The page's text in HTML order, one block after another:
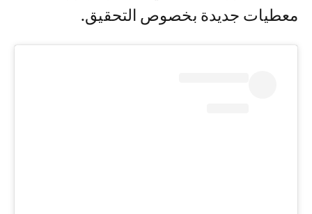
معطيات جديدة بخصوص التحقيق.